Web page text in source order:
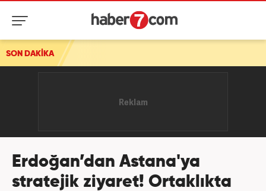
SON DAKİKA
Erdoğan’dan Astana'ya
stratejik ziyaret! Ortaklıkta